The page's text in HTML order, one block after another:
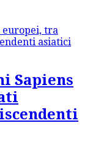
Sapiens